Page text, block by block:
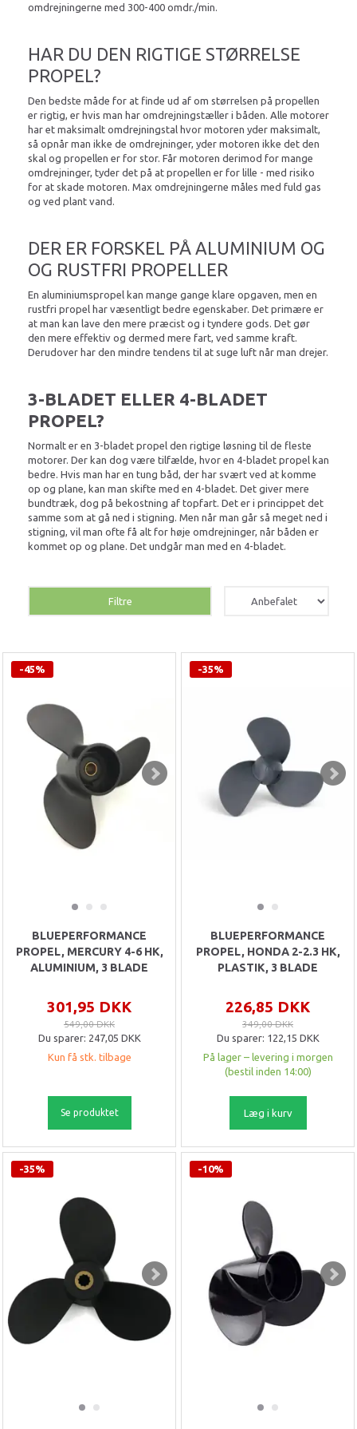
omdrejningerne med 300-400 omdr./min.
HAR DU DEN RIGTIGE STØRRELSE
PROPEL?
Den bedste måde for at finde ud af om størrelsen på propellen
er rigtig, er hvis man har omdrejningstæller i båden. Alle motorer
har et maksimalt omdrejningstal hvor motoren yder maksimalt,
så opnår man ikke de omdrejninger, yder motoren ikke det den
skal og propellen er for stor. Får motoren derimod for mange
omdrejninger, tyder det på at propellen er for lille - med risiko
for at skade motoren. Max omdrejningerne måles med fuld gas
og ved plant vand.
DER ER FORSKEL PÅ ALUMINIUM OG
OG RUSTFRI PROPELLER
En aluminiumspropel kan mange gange klare opgaven, men en
rustfri propel har væsentligt bedre egenskaber. Det primære er
at man kan lave den mere præcist og i tyndere gods. Det gør
den mere effektiv og dermed mere fart, ved samme kraft.
Derudover har den mindre tendens til at suge luft når man drejer.
3-BLADET ELLER 4-BLADET
PROPEL?
Normalt er en 3-bladet propel den rigtige løsning til de fleste
motorer. Der kan dog være tilfælde, hvor en 4-bladet propel kan
bedre. Hvis man har en tung båd, der har svært ved at komme
op og plane, kan man skifte med en 4-bladet. Det giver mere
bundtræk, dog på bekostning af topfart. Det er i princippet det
samme som at gå ned i stigning. Men når man går så meget ned i
stigning, vil man ofte få alt for høje omdrejninger, når båden er
kommet op og plane. Det undgår man med en 4-bladet.
Filtre
-45%
BLUEPERFORMANCE
PROPEL, MERCURY 4-6 HK,
ALUMINIUM, 3 BLADE
301,95 DKK
549,00 DKK
Du sparer: 247,05 DKK
Kun få stk. tilbage
Se produktet
-35%
BLUEPERFORMANCE
PROPEL, HONDA 2-2.3 HK,
PLASTIK, 3 BLADE
226,85 DKK
349,00 DKK
Du sparer: 122,15 DKK
På lager – levering i morgen
(bestil inden 14:00)
Læg i kurv
-35% -10%